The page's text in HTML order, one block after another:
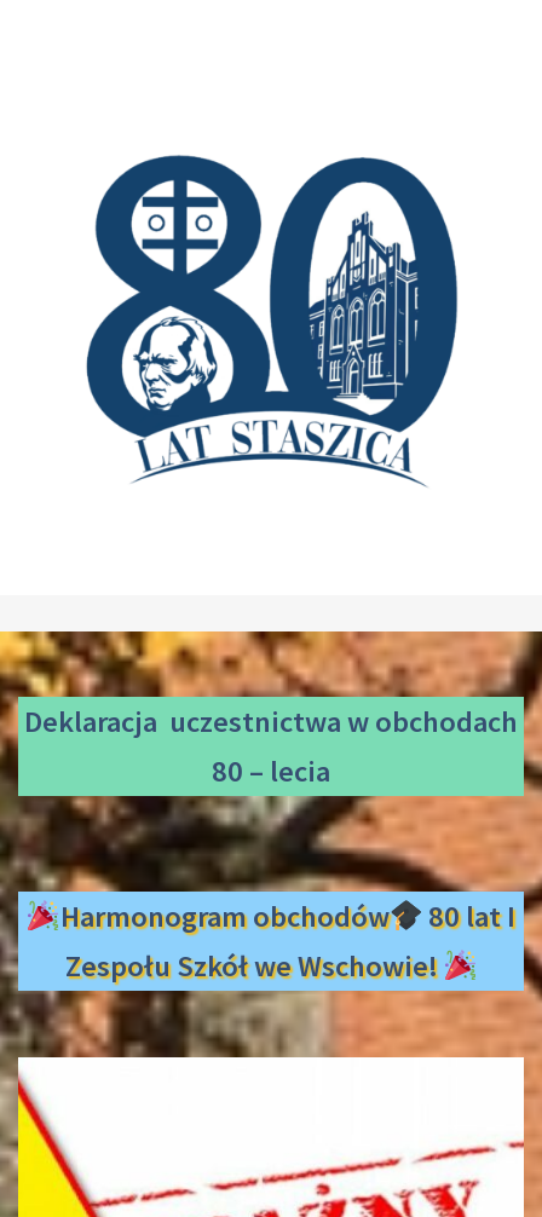
Deklaracja uczestnictwaw obchodach
80 – lecia
Harmonogram obchodów
80 lat I
Zespołu Szkół we Wschowie!